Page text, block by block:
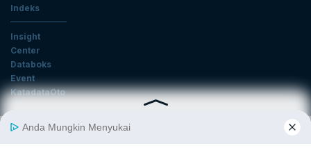
Indeks
Insight
Center
Databoks
Event
KatadataOto
Langganan Newsletter